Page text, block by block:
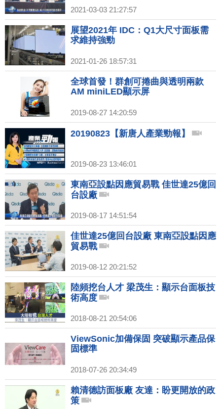
2021-03-03 21:27:57
展望2021年 IDC：Q1大尺寸面板需
求維持強勁
2021-01-26 18:57:31
全球首發！群創可捲曲與透明兩款
AM miniLED顯示屏
2019-08-27 14:20:59
20190823【新唐人產業勁報】
2019-08-23 13:46:01
東南亞設點因應貿易戰 佳世達25億回
台設廠
2019-08-17 14:51:54
佳世達25億回台設廠 東南亞設點因應
貿易戰
2019-08-12 20:21:52
陸頻挖台人才 梁茂生：顯示台面板技
術高度
2018-08-21 20:54:06
ViewSonic加備保固 突破顯示產品保
固標準
2018-07-26 20:34:49
賴清德訪面板廠 友達：盼更開放的政
策